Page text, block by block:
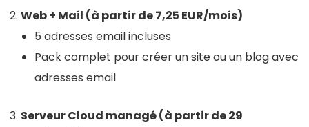
Web + Mail (à partir de 7,25 EUR/mois)
5 adresses email incluses
Pack complet pour créer un site ou un blog avec
adresses email
Serveur Cloud managé (à partir de 29